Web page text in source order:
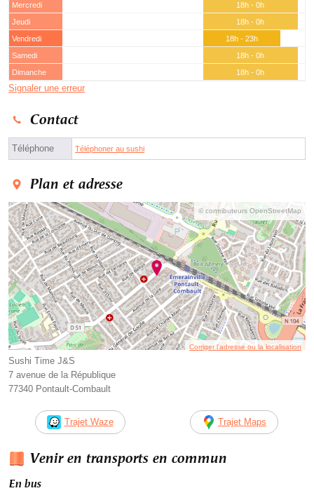
Mercredi
18h - 0h
Jeudi
18h - 0h
Vendredi
18h - 23h
Samedi
18h - 0h
Dimanche
18h - 0h
Signaler une erreur
Contact
Téléphone Téléphoner au sushi
Plan et adresse
© contributeurs OpenStreetMap
Corriger l’adresse ou la localisation
Sushi Time J&S
7 avenue de la République
77340 Pontault-Combault
Trajet Waze Trajet Maps
Venir en transports en commun
En bus